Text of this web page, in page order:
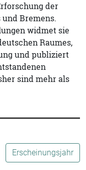
der
Bremens.
widmet sie
Raumes,
und publiziert
sind mehr als
Erscheinungsjahr